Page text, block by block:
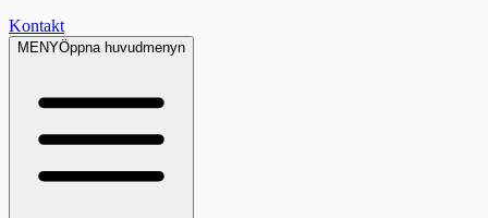
Kontakt
MENYÖppna huvudmenyn